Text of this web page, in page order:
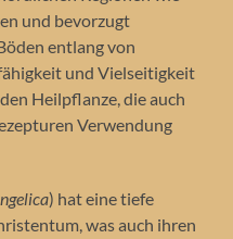
und bevorzugt
entlang von
und Vielseitigkeit
Heilpflanze, die auch
Verwendung
) hat eine tiefe
was auch ihren